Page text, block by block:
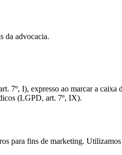
da advocacia.
7º, I), expresso ao marcar a caixa
(LGPD, art. 7º, IX).
para fins de marketing.